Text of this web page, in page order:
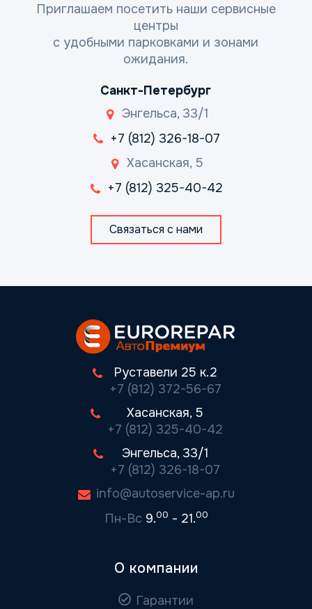
Приглашаем посетить наши сервисные
центры
с удобными парковками и зонами
ожидания.
Санкт-Петербург
Энгельса, 33/1
+7 (812) 326-18-07
Хасанская, 5
+7 (812) 325-40-42
Связаться с нами
Руставели 25 к.2
+7 (812) 372-56-67
Хасанская, 5
+7 (812) 325-40-42
Энгельса, 33/1
+7 (812) 326-18-07
info@autoservice-ap.ru
Пн-Вс 9.00 - 21.00
О компании
Гарантии